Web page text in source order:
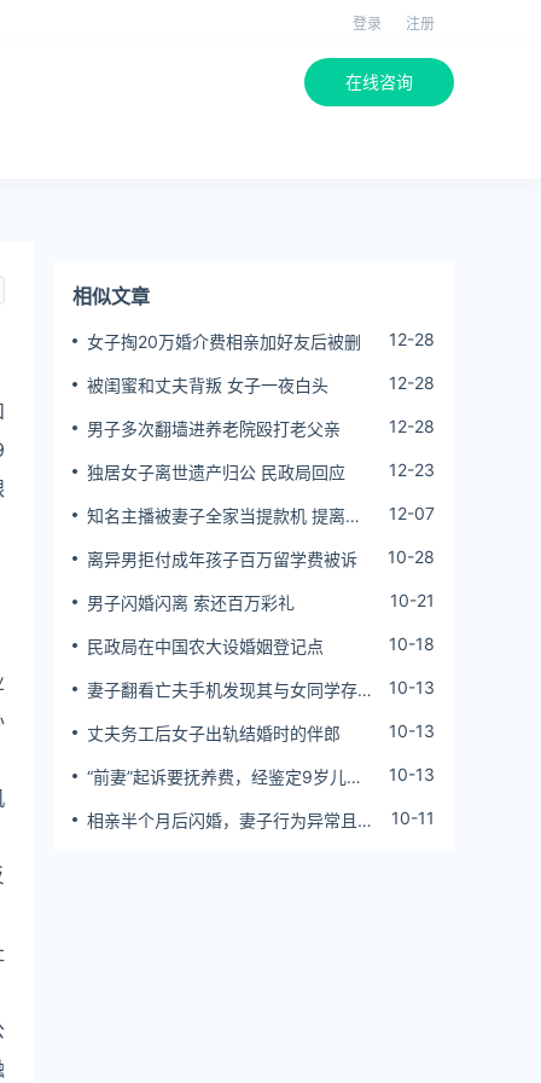
登录 注册
在线咨询
相似文章
女子掏20万婚介费相亲加好友后被删 12-28
被闺蜜和丈夫背叛 女子一夜白头 12-28
男子多次翻墙进养老院殴打老父亲 12-28
独居女子离世遗产归公 民政局回应 12-23
知名主播被妻子全家当提款机 提离婚
12-07
离异男拒付成年孩子百万留学费被诉 10-28
男子闪婚闪离 索还百万彩礼 10-21
民政局在中国农大设婚姻登记点 10-18
妻子翻看亡夫手机发现其与女同学存婚
10-13
丈夫务工后女子出轨结婚时的伴郎 10-13
“前妻”起诉要抚养费，经鉴定9岁儿子
10-13
相亲半个月后闪婚，妻子行为异常且持
10-11